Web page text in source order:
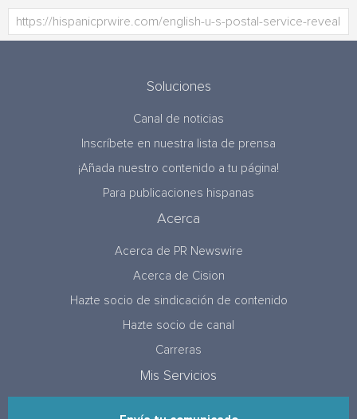
Soluciones
Canal de noticias
Inscríbete en nuestra lista de prensa
¡Añada nuestro contenido a tu página!
Para publicaciones hispanas
Acerca
Acerca de PR Newswire
Acerca de Cision
Hazte socio de sindicación de contenido
Hazte socio de canal
Carreras
Mis Servicios